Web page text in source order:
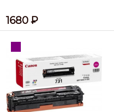
1680 ₽